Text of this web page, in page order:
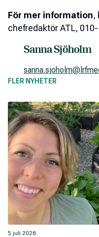
För mer information,
chefredaktör ATL,
Sanna Sjöholm
FLER NYHETER
5 juli 2026